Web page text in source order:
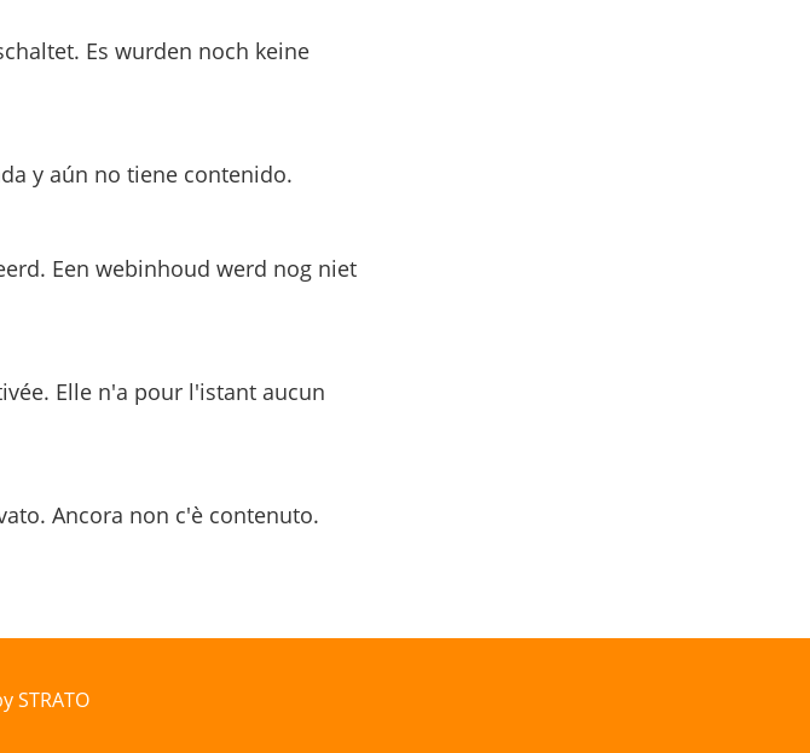
Es wurden noch keine
y aún no tiene contenido.
Een webinhoud werd nog niet
Elle n'a pour l'istant aucun
Ancora non c'è contenuto.
STRATO